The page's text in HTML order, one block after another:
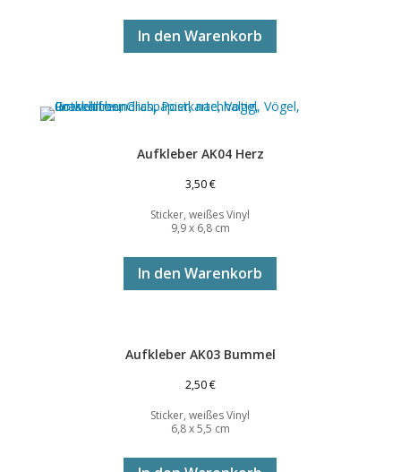
In den Warenkorb
Aufkleber AK04 Herz
3,50€
Sticker, weißes Vinyl
9,9 x 6,8 cm
In den Warenkorb
Aufkleber AK03 Bummel
2,50€
Sticker, weißes Vinyl
6,8 x 5,5 cm